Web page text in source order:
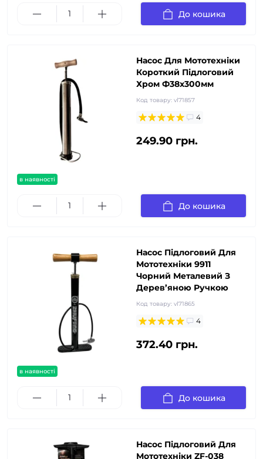
До кошика
в наявності
Насос Для Мототехніки
Короткий Підлоговий
Хром Ф38х300мм
Код товару: vl71857
4
249.90 грн.
До кошика
в наявності
Насос Підлоговий Для
Мототехніки 9911
Чорний Металевий З
Дерев’яною Ручкою
Код товару: vl71865
4
372.40 грн.
До кошика
Насос Підлоговий Для
Мототехніки ZF-038